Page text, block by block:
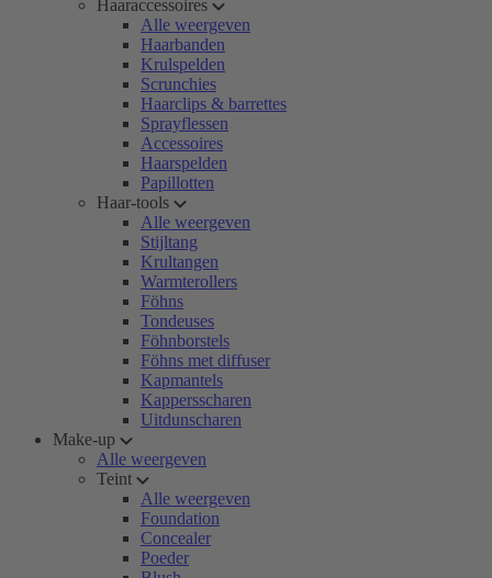
Haaraccessoires
Alle weergeven
Haarbanden
Krulspelden
Scrunchies
Haarclips & barrettes
Sprayflessen
Accessoires
Haarspelden
Papillotten
Haar-tools
Alle weergeven
Stijltang
Krultangen
Warmterollers
Föhns
Tondeuses
Föhnborstels
Föhns met diffuser
Kapmantels
Kappersscharen
Uitdunscharen
Make-up
Alle weergeven
Teint
Alle weergeven
Foundation
Concealer
Poeder